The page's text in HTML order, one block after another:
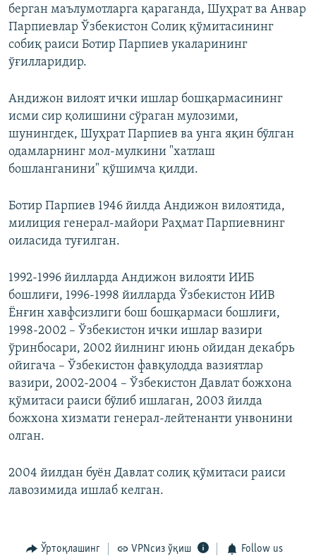
берган маълумотларга қараганда, Шуҳрат ва Анвар
Парпиевлар Ўзбекистон Солиқ қўмитасининг
собиқ раиси Ботир Парпиев укаларининг
ўғилларидир.
Андижон вилоят ички ишлар бошқармасининг
исми сир қолишини сўраган мулозими,
шунингдек, Шуҳрат Парпиев ва унга яқин бўлган
одамларнинг мол-мулкини "хатлаш
бошланганини" қўшимча қилди.
Ботир Парпиев 1946 йилда Андижон вилоятида,
милиция генерал-майори Раҳмат Парпиевнинг
оиласида туғилган.
1992-1996 йилларда Андижон вилояти ИИБ
бошлиғи, 1996-1998 йилларда Ўзбекистон ИИВ
Ёнғин хавфсизлиги бош бошқармаси бошлиғи,
1998-2002 – Ўзбекистон ички ишлар вазири
ўринбосари, 2002 йилнинг июнь ойидан декабрь
ойигача – Ўзбекистон фавқулодда вазиятлар
вазири, 2002-2004 – Ўзбекистон Давлат божхона
қўмитаси раиси бўлиб ишлаган, 2003 йилда
божхона хизмати генерал-лейтенанти унвонини
олган.
2004 йилдан буён Давлат солиқ қўмитаси раиси
лавозимида ишлаб келган.
Ўртоқлашинг VPNсиз ўқиш Follow us